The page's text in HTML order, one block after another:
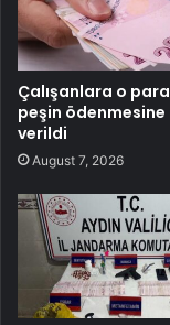
Çalışanlara o
peşin
verildi
August 7, 2026